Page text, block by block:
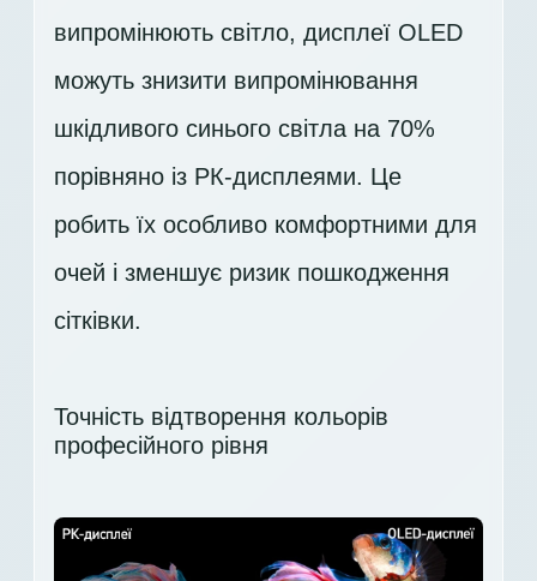
випромінюють світло, дисплеї OLED
можуть знизити випромінювання
шкідливого синього світла на 70%
порівняно із РК-дисплеями. Це
робить їх особливо комфортними для
очей і зменшує ризик пошкодження
сітківки.
Точність відтворення кольорів
професійного рівня